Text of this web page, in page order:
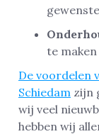
te
De voordelen
Schiedam zijn
wij veel
hebben wij